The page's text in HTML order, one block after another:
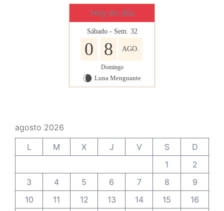
Hoy en día
Sábado - Sem. 32
0 8 AGO.
Domingo
W Luna Menguante
agosto 2026
L
M X J V S
D
1
2
3
4 5 6 7 8
9
10
11 12 13 14 15
16